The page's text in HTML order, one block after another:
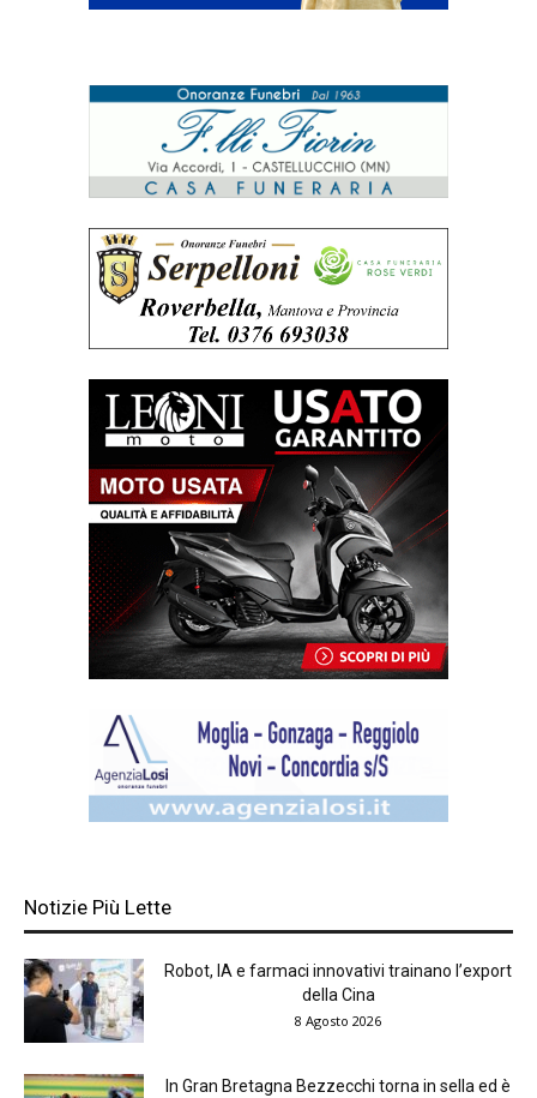
Notizie Più Lette
Robot, IA e farmaci innovativi trainano l’export
della Cina
8 Agosto 2026
In Gran Bretagna Bezzecchi torna in sella ed è